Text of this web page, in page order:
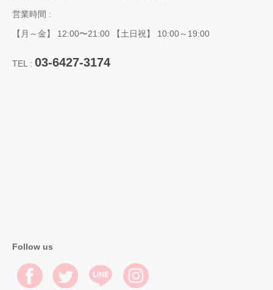
営業時間 :
【月～金】 12:00〜21:00 【土日祝】 10:00～19:00
TEL : 03-6427-3174
Follow us